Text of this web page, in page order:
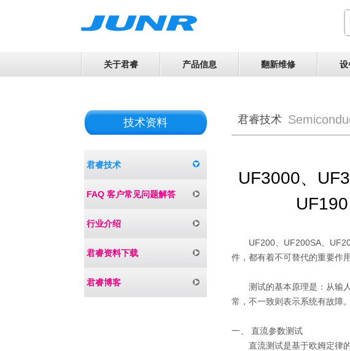
关于君睿 产品信息 翻新维修 设
技术资料
君睿技术
FAQ 客户常见问题解答
行业介绍
君睿资料下载
君睿博客
君睿技术
UF3000、
UF200 UF200SA
件，都有着不可替代的重要作用
测试的基本原理是：从输
常，不一致则表示系统有故障
一、 直流参数测试
直流测试是基于欧姆定律